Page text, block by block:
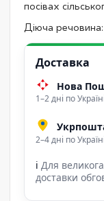
посівах
Діюча речовина:
Доставка
Нова
1–2 дні по Україні
2–4 дні по Україні
ℹ Для
доставки